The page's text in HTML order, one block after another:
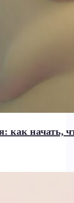
как начать,